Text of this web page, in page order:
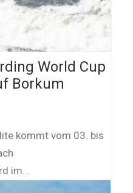
World Cup
Borkum
kommt vom 03. bis
im…